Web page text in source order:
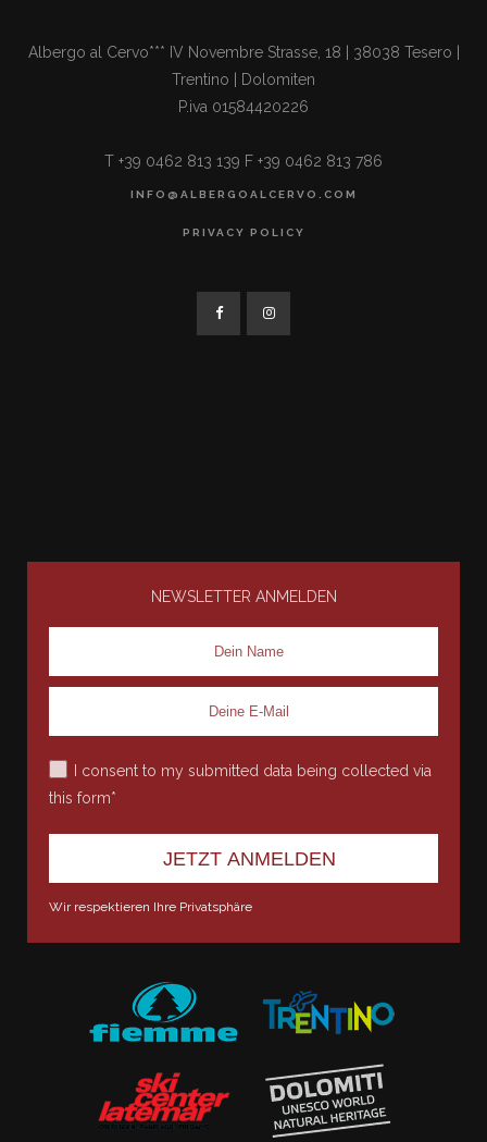
Albergo al Cervo*** IV Novembre Strasse, 18 | 38038 Tesero |
Trentino | Dolomiten
P.iva 01584420226
T +39 0462 813 139 F +39 0462 813 786
INFO@ALBERGOALCERVO.COM
PRIVACY POLICY
NEWSLETTER ANMELDEN
I consent to my submitted data being collected via
this form*
Wir respektieren Ihre Privatsphäre